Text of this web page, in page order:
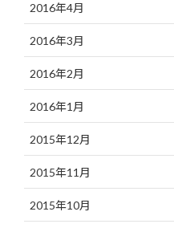
2016年4月
2016年3月
2016年2月
2016年1月
2015年12月
2015年11月
2015年10月